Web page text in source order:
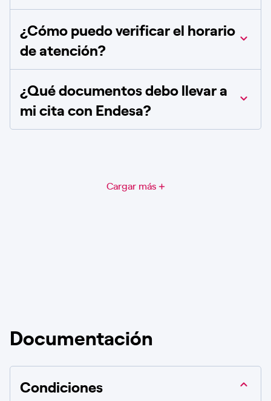
¿Cómo puedo verificar el horario
de atención?
¿Qué documentos debo llevar a
mi cita con Endesa?
Cargar más
Documentación
Condiciones